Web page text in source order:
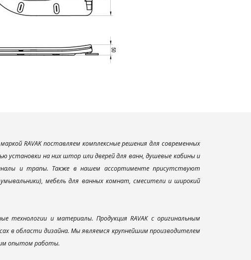
RAVAK поставляем комплексные решения для современных
установки на них штор или дверей для ванн, душевые кабины и
и трапы. Также в нашем ассортименте присутствуют
мебель для ванных комнат, смесители и широкий
технологии и материалы. Продукция RAVAK с оригинальным
в области дизайна. Мы являемся крупнейшим производителем
опытом работы.